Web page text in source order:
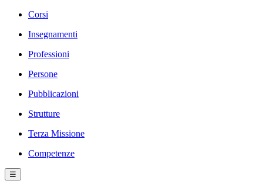
Corsi
Insegnamenti
Professioni
Persone
Pubblicazioni
Strutture
Terza Missione
Competenze
☰